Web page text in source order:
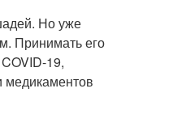
Но уже
Принимать его
19,
медикаментов